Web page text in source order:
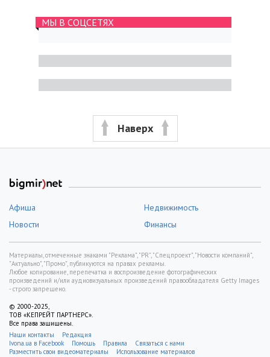
МЫ В СОЦСЕТЯХ
Наверх
Афиша
Недвижимость
Новости
Финансы
Материалы, отмеченные знаками "Реклама", "PR", "Спецпроект", "Новости компаний",
"Актуально", "Промо", публикуются на правах рекламы.
Любое копирование, перепечатка и воспроизведение фотографических
произведений и/или аудиовизуальных произведений правообладателя Getty Images
- строго запрещено.
© 2000-2025,
ТОВ «КЕПРЕЙТ ПАРТНЕРС».
Все права защищены.
Наши контакты
Редакция
Ivona.ua в Facebook
Помощь Правила
Связаться с нами
Разместить свои видеоматериалы
Использование материалов